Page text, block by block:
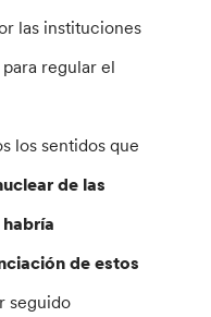
las instituciones
regular el
los sentidos que
de las
habría
de estos
seguido